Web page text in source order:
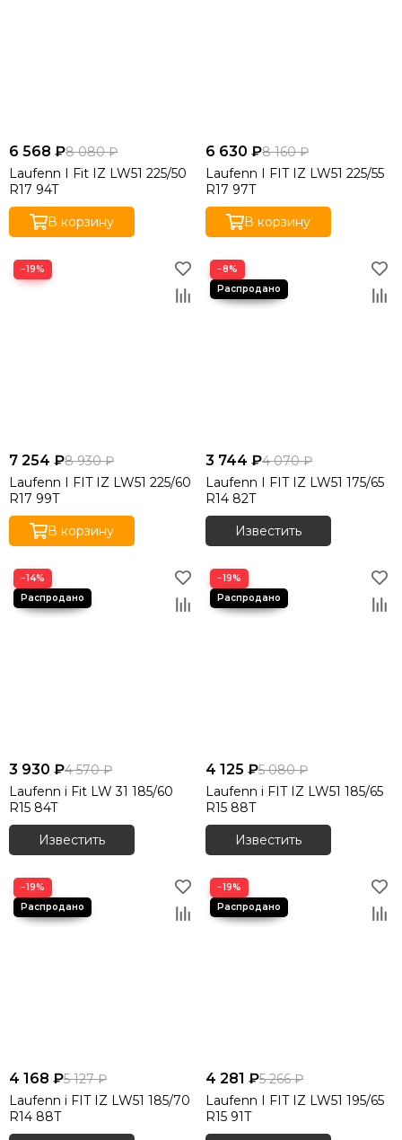
6 568 ₽8 080 ₽
Laufenn I Fit IZ LW51 225/50
R17 94T
В корзину
6 630 ₽8 160 ₽
Laufenn I FIT IZ LW51 225/55
R17 97T
В корзину
−19%
7 254 ₽8 930 ₽
Laufenn I FIT IZ LW51 225/60
R17 99T
В корзину
−8%
3 744 ₽4 070 ₽
Laufenn I FIT IZ LW51 175/65
R14 82T
Известить
−14%
3 930 ₽4 570 ₽
Laufenn i Fit LW 31 185/60
R15 84T
Известить
−19%
4 125 ₽5 080 ₽
Laufenn i FIT IZ LW51 185/65
R15 88T
Известить
−19%
4 168 ₽5 127 ₽
Laufenn i FIT IZ LW51 185/70
R14 88T
−19%
4 281 ₽5 266 ₽
Laufenn I FIT IZ LW51 195/65
R15 91T